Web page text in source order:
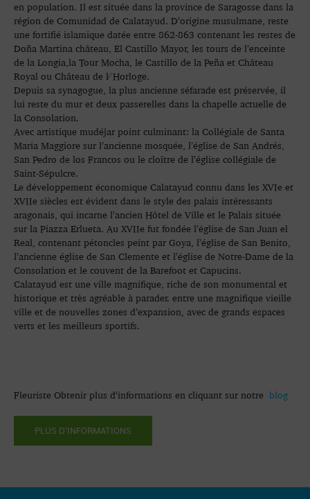
en population. Il est située dans la province de Saragosse dans la
région de Comunidad de Calatayud. D’origine musulmane, reste
une fortifié islamique datée entre 862-863 contenant les restes de
Doña Martina château, El Castillo Mayor, les tours de l’enceinte
de la Longia,la Tour Mocha, le Castillo de la Peña et Château
Royal ou Château de l⁄ Horloge.
Depuis sa synagogue, la plus ancienne séfarade est préservée, il
lui reste du mur et deux passerelles dans la chapelle actuelle de
la Consolation.
Avec artistique mudéjar point culminant: la Collégiale de Santa
Maria Maggiore sur l’ancienne mosquée, l’église de San Andrés,
San Pedro de los Francos ou le cloître de l’église collégiale de
Saint-Sépulcre.
Le développement économique Calatayud connu dans les XVIe et
XVIIe siècles est évident dans le style des palais intéressants
aragonais, qui incarne l’ancien Hôtel de Ville et le Palais située
sur la Piazza Erlueta. Au XVIIe fut fondée l’église de San Juan el
Real, contenant pétoncles peint par Goya, l’église de San Benito,
l’ancienne église de San Clemente et l’église de Notre-Dame de la
Consolation et le couvent de la Barefoot et Capucins.
Calatayud est une ville magnifique, riche de son monumental et
historique et très agréable à parader. entre une magnifique vieille
ville et de nouvelles zones d’expansion, avec de grands espaces
verts et les meilleurs sportifs.
Fleuriste Obtenir plus d‘informations en cliquant sur notre blog
PLUS D'INFORMATIONS